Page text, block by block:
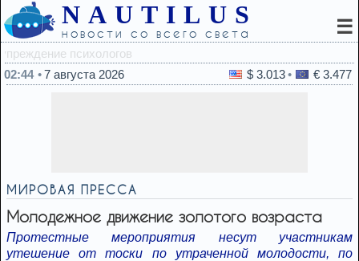
NAUTILUS
новости со всего света ☰
02:44
7 августа 2026 $ 3.013 € 3.477
МИРОВАЯ ПРЕССА
Молодежное движение золотого возраста
Протестные мероприятия несут участникам
утешение от тоски по утраченной молодости, по